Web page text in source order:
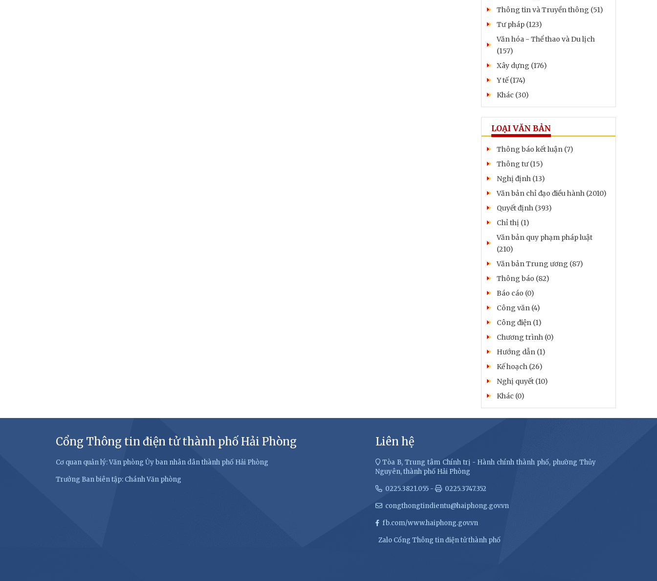
Thông tin và Truyền thông (51)
Tư pháp (123)
Văn hóa - Thể thao và Du lịch
(157)
Xây dựng (176)
Y tế (174)
Khác (30)
LOẠI VĂN BẢN
Thông báo kết luận (7)
Thông tư (15)
Nghị định (13)
Văn bản chỉ đạo điều hành (2010)
Quyết định (393)
Chỉ thị (1)
Văn bản quy phạm pháp luật
(210)
Văn bản Trung ương (87)
Thông báo (82)
Báo cáo (0)
Công văn (4)
Công điện (1)
Chương trình (0)
Hướng dẫn (1)
Kế hoạch (26)
Nghị quyết (10)
Khác (0)
Cổng Thông tin điện tử thành phố Hải Phòng
Cơ quan quản lý: Văn phòng Ủy ban nhân dân thành phố Hải Phòng
Trưởng Ban biên tập: Chánh Văn phòng
Liên hệ
Tòa B, Trung tâm Chính trị - Hành chính thành phố, phường Thủy
Nguyên, thành phố Hải Phòng
0225.3821.055 - 0225.3747.352
congthongtindientu@haiphong.gov.vn
fb.com/www.haiphong.gov.vn
Zalo Cổng Thông tin điện tử thành phố